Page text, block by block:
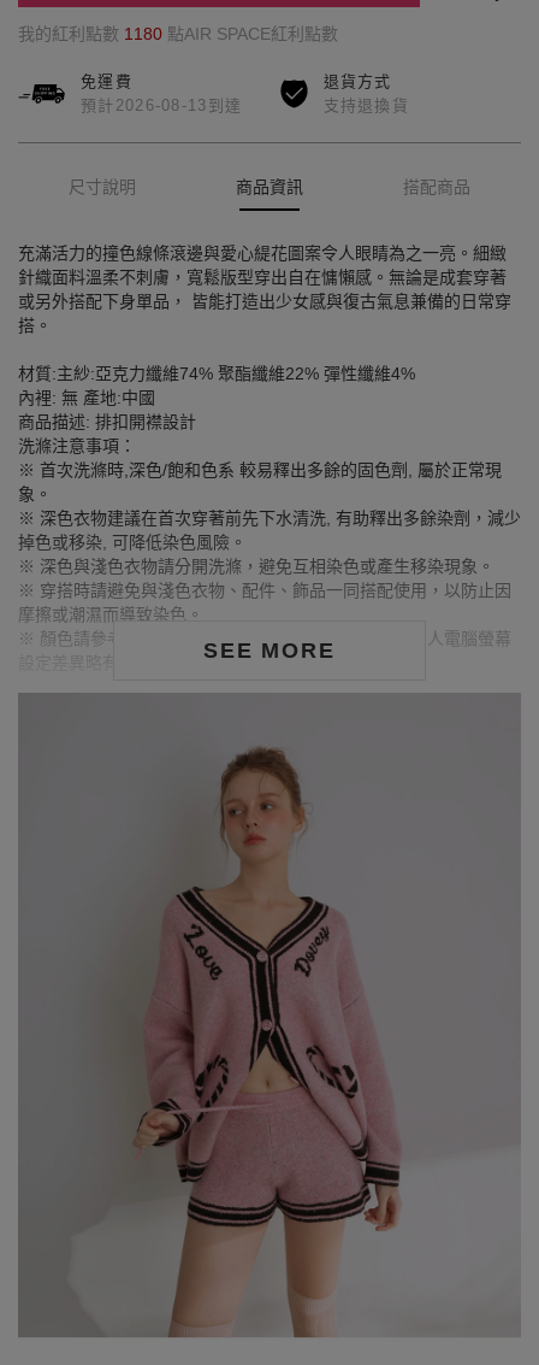
我的紅利點數 1180 點AIR SPACE紅利點數
免運費
預計2026-08-13到達
退貨方式
支持退換貨
尺寸說明 商品資訊 搭配商品
SEE MORE
充滿活力的撞色線條滾邊與愛心緹花圖案令人眼睛為之一亮。細緻
針織面料溫柔不刺膚，寬鬆版型穿出自在慵懶感。無論是成套穿著
或另外搭配下身單品， 皆能打造出少女感與復古氣息兼備的日常穿
搭。
材質:主紗:亞克力纖維74% 聚酯纖維22% 彈性纖維4%
內裡: 無 產地:中國
商品描述: 排扣開襟設計
洗滌注意事項：
※ 首次洗滌時,深色/飽和色系 較易釋出多餘的固色劑, 屬於正常現
象。
※ 深色衣物建議在首次穿著前先下水清洗, 有助釋出多餘染劑，減少
掉色或移染, 可降低染色風險。
※ 深色與淺色衣物請分開洗滌，避免互相染色或產生移染現象。
※ 穿搭時請避免與淺色衣物、配件、飾品一同搭配使用，以防止因
摩擦或潮濕而導致染色。
※ 顏色請參考單品圖片較為接近，但因圖檔顏色會因個人電腦螢幕
設定差異略有不同，請以實際商品顏色為準。
身高175cm／胸圍Bust：80cm
腰圍Waist：60cm／臀圍hips：89cm